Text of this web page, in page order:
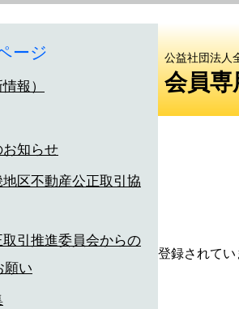
ージ
報）
知らせ
区不動産公正取引協
引推進委員会からの
願い
公益社団法人
会員
登録されてい